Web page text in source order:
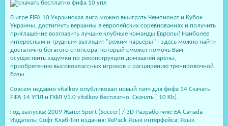
В игре FIFA 10 Украинская лига можно выиграть Чемпионат и Кубок
Украины, достигнуть вершины в европейских соревнованиях и получить
приглашение возглавить лучшие клубные команды Европы! Наиболее
интересным и трудным выглядит "режим карьеры" - здесь можно найти
достаточно богатого спонсора, который сможет помочь Вам
осуществить задумки по реконструкции домашней арены,
приобретению высококлассных игроков и расширению тренировочной
базы.
Совсем недавно vitalkov опубликовал новый патч для фифа 14 Скачать
FIFA 14 УПЛ и ПФЛ V1.0 vitalkov бесплатно. Скачать [ 10 Kb].
Год выпуска: 2009 Жанр: Sport (Soccer) / 3D Разработчик: EA Canada
Издатель: Софт Клаб-Тип издания: RePack Язык интерфейса: Язык